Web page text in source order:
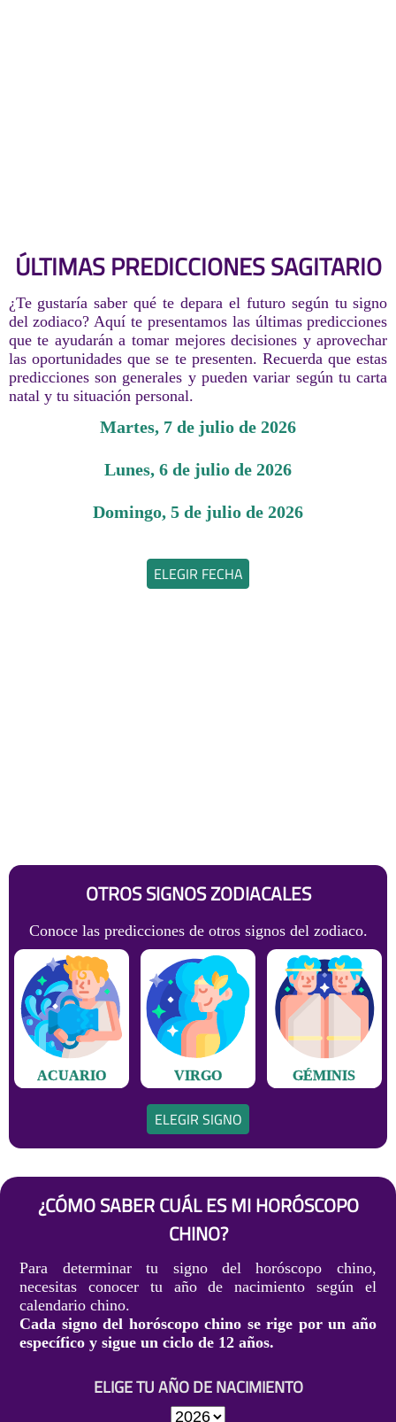
ÚLTIMAS PREDICCIONES SAGITARIO
¿Te gustaría saber qué te depara el futuro según tu signo
del zodiaco? Aquí te presentamos las últimas predicciones
que te ayudarán a tomar mejores decisiones y aprovechar
las oportunidades que se te presenten. Recuerda que estas
predicciones son generales y pueden variar según tu carta
natal y tu situación personal.
martes, 7 de julio de 2026
lunes, 6 de julio de 2026
domingo, 5 de julio de 2026
ELEGIR FECHA
OTROS SIGNOS ZODIACALES
Conoce las predicciones de otros signos del zodiaco.
ACUARIO VIRGO GÉMINIS
ELEGIR SIGNO
¿CÓMO SABER CUÁL ES MI HORÓSCOPO
CHINO?
Para determinar tu signo del horóscopo chino,
necesitas conocer tu año de nacimiento según el
calendario chino.
Cada signo del horóscopo chino se rige por un año
específico y sigue un ciclo de 12 años.
ELIGE TU AÑO DE NACIMIENTO